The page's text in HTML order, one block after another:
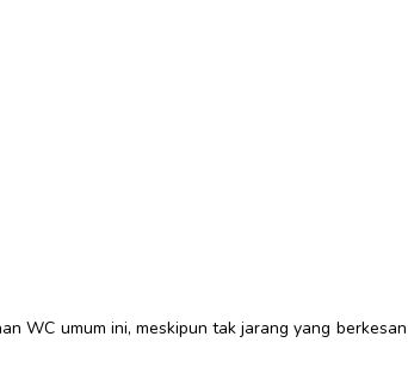
WC umum ini, meskipun tak jarang yang berkesan